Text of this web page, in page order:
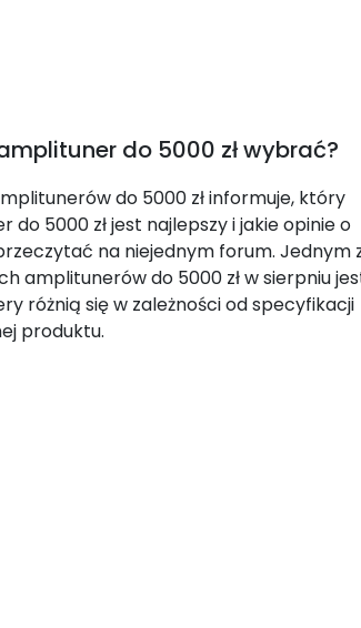
do 5000 zł wybrać?
do 5000 zł informuje, który
do 5000 zł jest najlepszy i jakie opinie o
na niejednym forum. Jednym
amplitunerów do 5000 zł w sierpniu
różnią się w zależności od specyfikacji
produktu.